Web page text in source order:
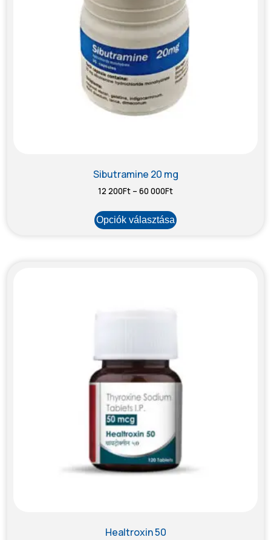
Sibutramine 20 mg
12 200Ft – 60 000Ft
Opciók választása
Healtroxin 50